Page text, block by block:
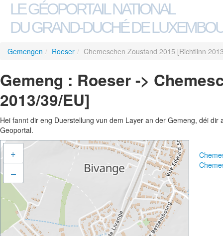
LE GÉOPORTAIL NATIONAL
DU GRAND-DUCHÉ DE
Gemengen / Roeser / Chemeschen Zoustand 2015 [Richtlinn
Gemeng : Roeser ->
2013/39/EU]
Hei fannt dir eng Duerstellung vun dem Layer an der Gemeng, déi
Geoportal.
+
–